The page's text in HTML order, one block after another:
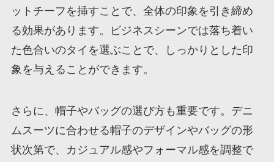
ットチーフを挿すことで、全体の印象を引き締め
る効果があります。ビジネスシーンでは落ち着い
た色合いのタイを選ぶことで、しっかりとした印
象を与えることができます。
さらに、帽子やバッグの選び方も重要です。デニ
ムスーツに合わせる帽子のデザインやバッグの形
状次第で、カジュアル感やフォーマル感を調整で